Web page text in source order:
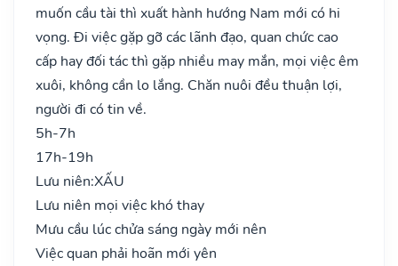
muốn cầu tài thì xuất hành hướng Nam mới có hi
vọng. Đi việc gặp gỡ các lãnh đạo, quan chức cao
cấp hay đối tác thì gặp nhiều may mắn, mọi việc êm
xuôi, không cần lo lắng. Chăn nuôi đều thuận lợi,
người đi có tin về.
5h-7h
17h-19h
Lưu niên:XẤU
Lưu niên mọi việc khó thay
Mưu cầu lúc chửa sáng ngày mới nên
Việc quan phải hoãn mới yên